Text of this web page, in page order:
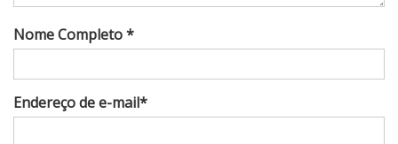
Nome Completo *
Endereço de e-mail*